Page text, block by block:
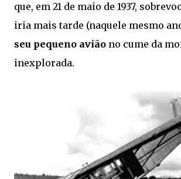
que, em 21 de maio de 1937,
iria mais tarde (naquele mesmo
seu pequeno avião no cume da
inexplorada.